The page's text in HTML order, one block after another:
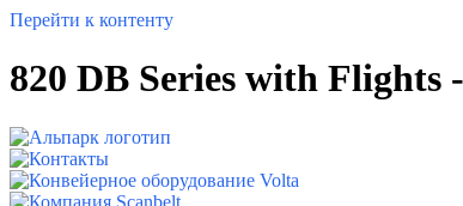
Перейти к контенту
820 DB Series with